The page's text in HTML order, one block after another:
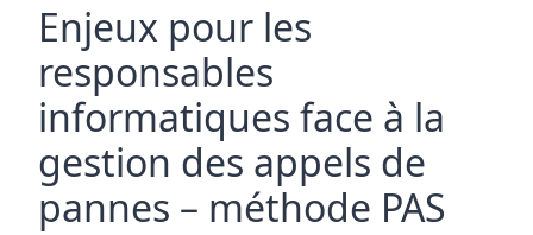
Enjeux pour les
responsables
informatiques face à la
gestion des appels de
pannes – méthode PAS